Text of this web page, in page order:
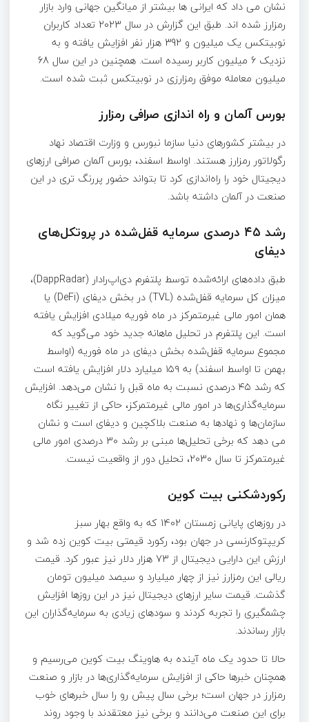
نشان می داد که ایرانی ها بیشتر از میانگین جهانی وارد بازار
رمزارز شده اند. طبق این گزارش در سال 2023 تعداد کاربران
نوبیتکس یک میلیون و 392 هزار نفر افزایش یافته و به
نزدیک 6 میلیون کاربر رسیده است. همچنین در این سال 68
میلیون معامله موفق رمزارزی در نوبیتکس ثبت شده است.
بورس آلمان و راه اندازی صرافی رمزارز
در بیشتر کشورهای دنیا سازما نبورس و وزارت اقتصاد نهاد
رگولاتور رمزارز هستند. اواسط اسفند، بورس آلمان صرافی ارزهای
دیجیتال خود را راه‌اندازی کرد تا بتواند حضور پررنگ تری در این
صنعت در آلمان داشته باشد.
رشد ۴۵ درصدی سرمایه قفل‌شده در پروتکل‌های
دیفای
طبق داده‌های ارائه‌شده توسط پلتفرم دی‌اپ‌رادار (DappRadar)،
میزان کل سرمایه قفل‌شده (TVL) در بخش دیفای (DeFi) یا
همان امور مالی غیرمتمرکز در ماه فوریه میلادی افزایش یافته
است. این پلتفرم در تحلیل ماهانه جدید خود می‌گوید که
مجموع سرمایه قفل‌شده بخش دیفای در ماه فوریه (اواسط
بهمن تا اواسط اسفند) به ۱۵۹ میلیارد دلار افزایش یافته است
که رشد ۴۵ درصدی نسبت به ماه قبل را نشان می‌دهد. افزایش
سرمایه‌گذاری‌ها در امور مالی غیرمتمرکز، حاکی از تغییر نگاه
سازمان‌ها و نهادها به صنعت بلاکچین و دیفای است و نشان
می دهد که برخی تحلیل‌ها مبنی بر رشد 30 درصدی امور مالی
غیرمتمرکز تا سال 2030، تحلیل دور از واقعیت نیست.
رکوردشکنی بیت کوین
در روزهای پایانی زمستان 1402 که به واقع بهار سبز
کریپتوکارنسی در جهان بود، رکورد قیمتی بیت کوین زده شد و
ارزش این دارایی دیجیتال از 73 هزار دلار نیز عبور کرد. قیمت
ریالی این رمزارز نیز از چهار میلیارد و سیصد میلیون تومان
گذشت. قیمت سایر ارزهای دیجیتال نیز در این روزها افزایش
چشمگیری را تجربه کردند و سودهای زیادی به سرمایه‌گذاران این
بازار رساندند.
حالا تا حدود یک ماه آینده به هاوینگ بیت کوین می‌رسیم و
همچنان خبرها حاکی از افزایش سرمایه‌گذاری‌ها در بازار و صنعت
رمزارز در جهان است؛ برخی سال پیش رو را سال خبرهای خوب
برای این صنعت می‌دانند و برخی نیز معتقدند با وجود روند